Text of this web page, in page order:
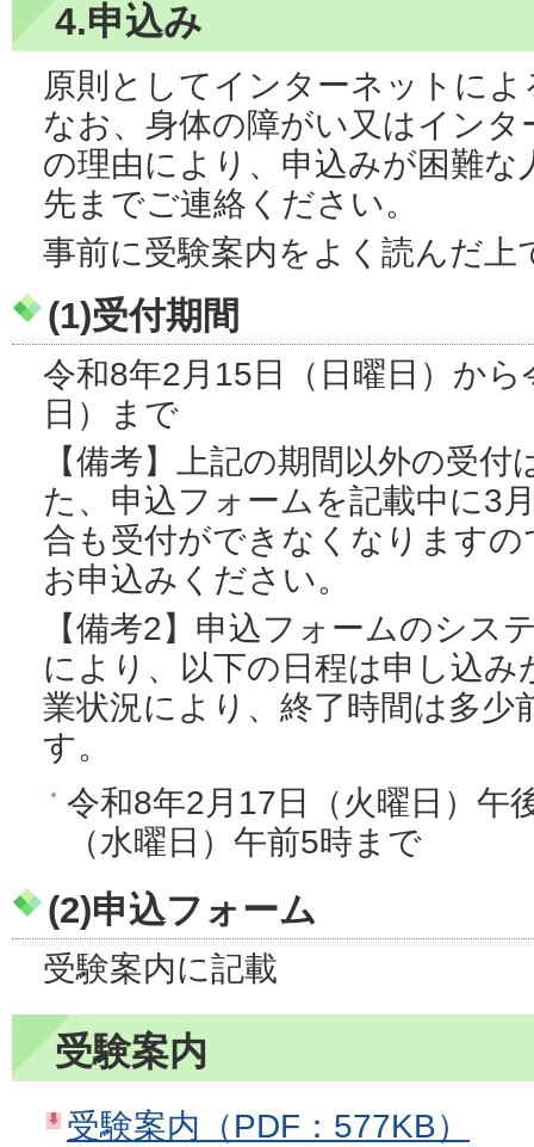
4.申込み
原則としてインターネットに
なお、身体の障がい又はイン
の理由により、申込みが困難
先までご連絡ください。
事前に受験案内をよく読んだ上
(1)受付期間
令和8年2月15日（日曜日）か
日）まで
【備考】上記の期間以外の受
た、申込フォームを記載中に3
合も受付ができなくなります
お申込みください。
【備考2】申込フォームのシス
により、以下の日程は申し込
業状況により、終了時間は多少
す。
令和8年2月17日（火曜日）午
（水曜日）午前5時まで
(2)申込フォーム
受験案内に記載
受験案内
受験案内（PDF：577KB）